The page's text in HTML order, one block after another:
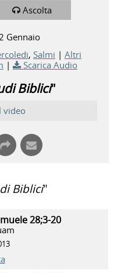
Ascolta
Gennaio
, Salmi | Altri
| Scarica Audio
Biblici"
video
Biblici"
28;3-20